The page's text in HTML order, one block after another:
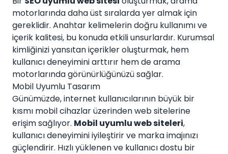
motorlarında daha üst sıralarda yer almak için
gereklidir. Anahtar kelimelerin doğru kullanımı ve
içerik kalitesi, bu konuda etkili unsurlardır. Kurumsal
kimliğinizi yansıtan içerikler oluşturmak, hem
kullanıcı deneyimini arttırır hem de arama
motorlarında görünürlüğünüzü sağlar.
Mobil Uyumlu Tasarım
Günümüzde, internet kullanıcılarının büyük bir
kısmı mobil cihazlar üzerinden web sitelerine
erişim sağlıyor. Mobil uyumlu web siteleri,
kullanıcı deneyimini iyileştirir ve marka imajınızı
güçlendirir. Hızlı yüklenen ve kullanıcı dostu bir